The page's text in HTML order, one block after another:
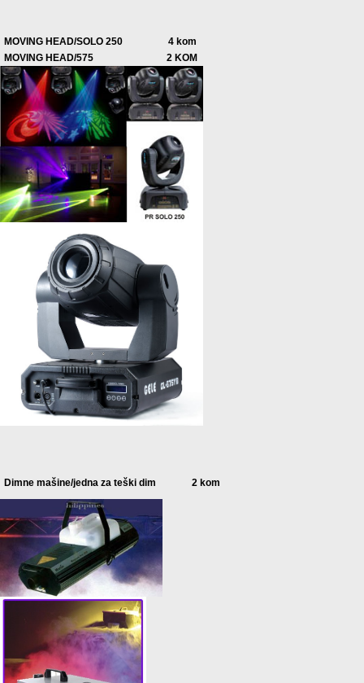
MOVING HEAD/SOLO 250
MOVING HEAD/575
4 kom
2 KOM
Dimne mašine/jedna za teški dim 2 kom